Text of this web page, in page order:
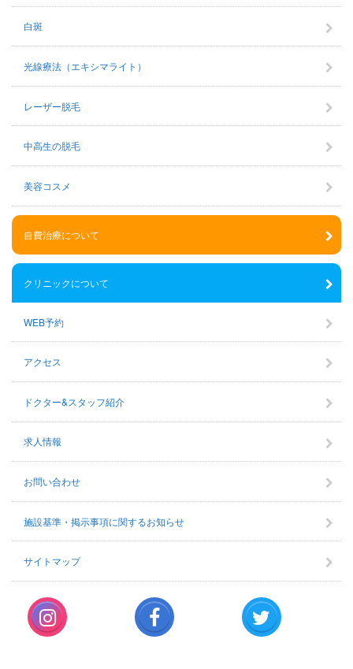
白斑
光線療法（エキシマライト）
レーザー脱毛
中高生の脱毛
美容コスメ
自費治療について
クリニックについて
WEB予約
アクセス
ドクター&スタッフ紹介
求人情報
お問い合わせ
施設基準・掲示事項に関するお知らせ
サイトマップ